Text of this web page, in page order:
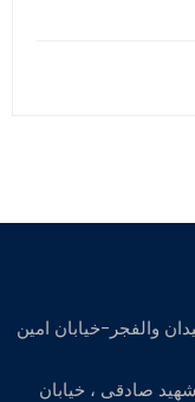
والفجر-خیابان امین
صادقی ، خیابان